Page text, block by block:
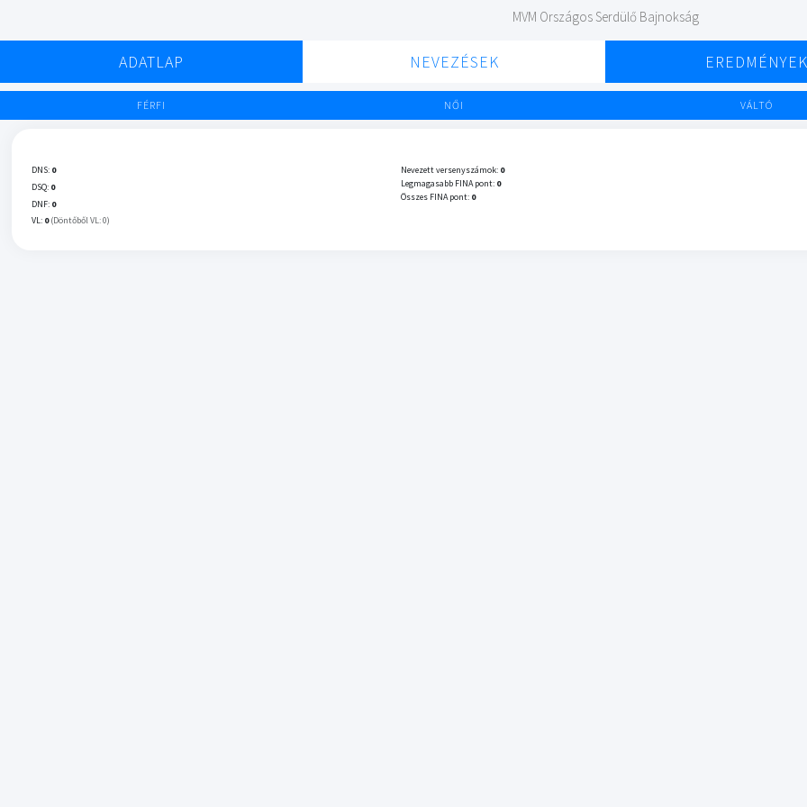
MVM Országos Serdülő Bajnokság
ADATLAP NEVEZÉSEK EREDMÉNYEK
FÉRFI NŐI VÁLTÓ
DNS: 0
DSQ: 0
DNF: 0
VL: 0 (Döntőből VL: 0)
Nevezett versenyszámok: 0
Legmagasabb FINA pont: 0
Összes FINA pont: 0